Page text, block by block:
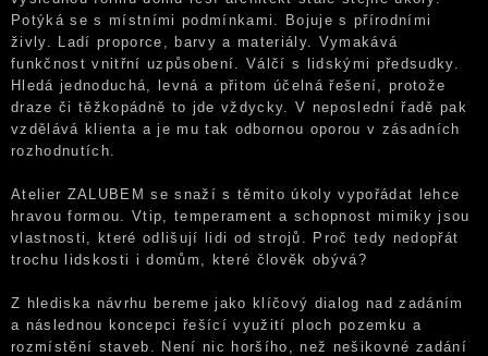
Potýká se s místními podmínkami. Bojuje s přírodními
živly. Ladí proporce, barvy a materiály. Vymakává
funkčnost vnitřní uzpůsobení. Válčí s lidskými předsudky.
Hledá jednoduchá, levná a přitom účelná řešení, protože
draze či těžkopádně to jde vždycky. V neposlední řadě pak
vzdělává klienta a je mu tak odbornou oporou v zásadních
rozhodnutích.
Atelier ZALUBEM se snaží s těmito úkoly vypořádat lehce
hravou formou. Vtip, temperament a schopnost mimiky jsou
vlastnosti, které odlišují lidi od strojů. Proč tedy nedopřát
trochu lidskosti i domům, které člověk obývá?
Z hlediska návrhu bereme jako klíčový dialog nad zadáním
a následnou koncepci řešící využití ploch pozemku a
rozmístění staveb. Není nic horšího, než nešikovné zadání